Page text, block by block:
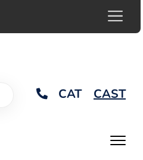
CAT CAST